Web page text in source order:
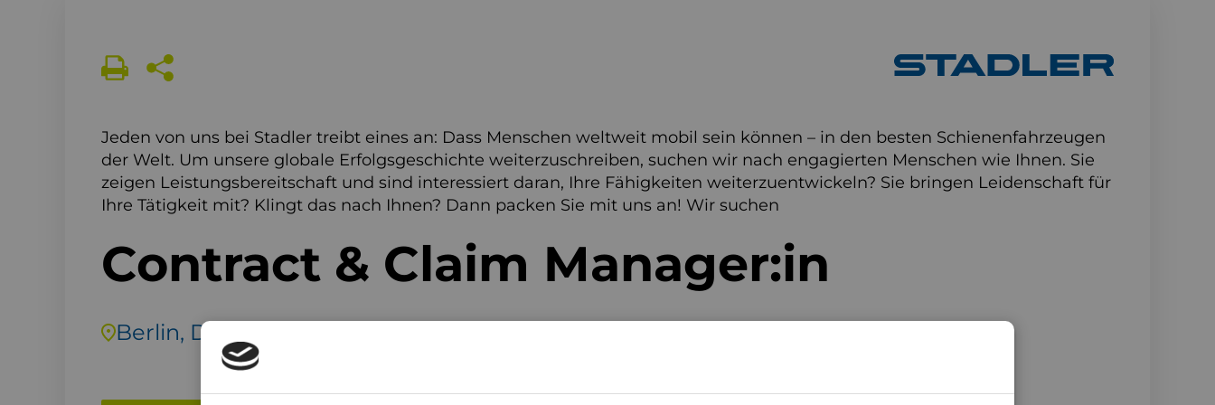
Jeden von uns bei Stadler treibt eines an: Dass Menschen weltweit mobil sein können – in den besten Schienenfahrzeugen
der Welt. Um unsere globale Erfolgsgeschichte weiterzuschreiben, suchen wir nach engagierten Menschen wie Ihnen. Sie
zeigen Leistungsbereitschaft und sind interessiert daran, Ihre Fähigkeiten weiterzuentwickeln? Sie bringen Leidenschaft für
Ihre Tätigkeit mit? Klingt das nach Ihnen? Dann packen Sie mit uns an! Wir suchen
Contract & Claim Manager:in
Berlin, Deutschland